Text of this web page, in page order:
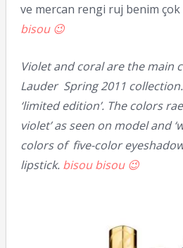
ve mercan rengi ruj benim
bisou 😉
Violet and coral are the main
Lauder Spring 2011
‘limited edition’. The colors
violet’ as seen on model and
colors of five-color
lipstick. bisou bisou 😉